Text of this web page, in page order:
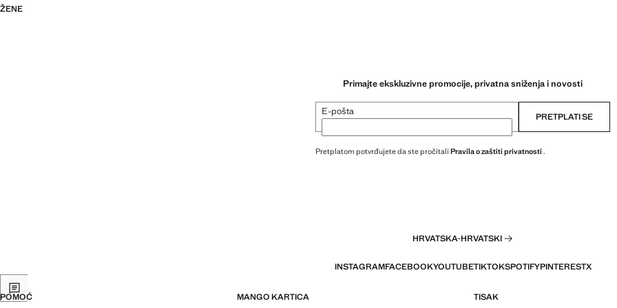
ŽENE
Primajte ekskluzivne promocije, privatna sniženja i novosti
E-pošta PRETPLATI SE
Pretplatom potvrđujete da ste pročitali Pravila o zaštiti privatnosti .
HRVATSKA·HRVATSKI
INSTAGRAMFACEBOOKYOUTUBETIKTOKSPOTIFYPINTERESTX
POMOĆ MANGO KARTICA TISAK